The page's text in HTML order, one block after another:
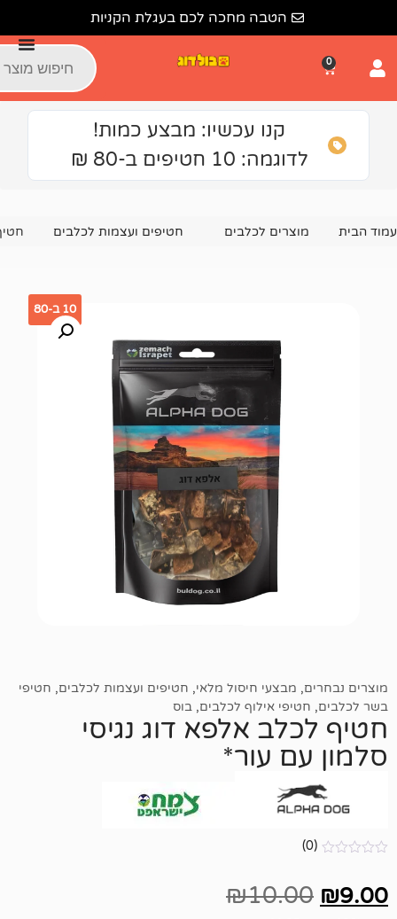
הטבה מחכה לכם בעגלת הקניות
קנו עכשיו: מבצע כמות!
10 חטיפים ב-80 ₪
לכלבים חטיפים ועצמות לכלבים חטיף לכלב אלפא דוג
מבצעי חיסול מלאי,חטיפים ועצמות לכלבים,חטיפי
אילוף לכלבים,בוס
אלפא דוג נגיסי
עור*
₪